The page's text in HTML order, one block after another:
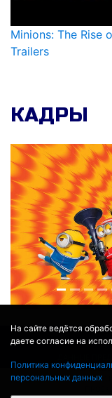
На сайте ведётся
даете согласие на
Политика
персональных данных
Minions: The Rise
Trailers
КАДРЫ
©
ДАННЫЕ
THEATER BY